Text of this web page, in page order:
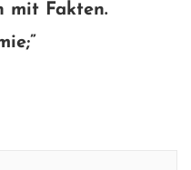
mit Fakten.
;”